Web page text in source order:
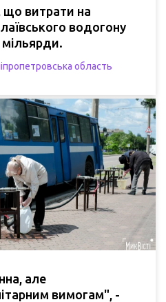
що витрати на
водогону
область
але
вимогам", -